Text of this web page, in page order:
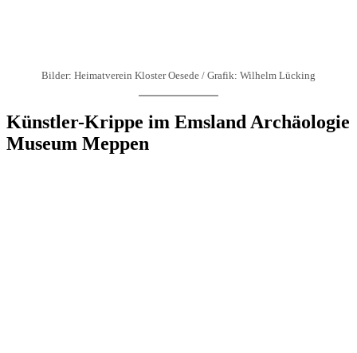
Bilder: Heimatverein Kloster Oesede / Grafik: Wilhelm Lücking
Künstler-Krippe im Emsland Archäologie
Museum Meppen